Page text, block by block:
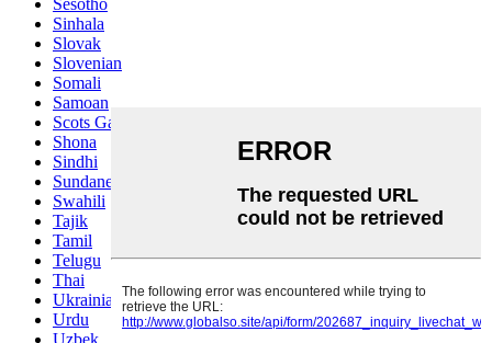
Sinhala
Slovak
Slovenian
Somali
Samoan
Scots Gaelic
Shona
Sindhi
Sundanese
Swahili
Tajik
Tamil
Telugu
Thai
Ukrainian
Urdu
Uzbek